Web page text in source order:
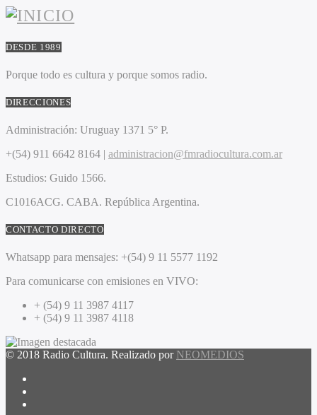
DESDE 1989
Porque todo es cultura y porque somos radio.
DIRECCIONES
Administración: Uruguay 1371 5° P.
+(54) 911 6642 8164 | administracion@fmradiocultura.com.ar
Estudios: Guido 1566.
C1016ACG. CABA. República Argentina.
CONTACTO DIRECTO
Whatsapp para mensajes: +(54) 9 11 5577 1192
Para comunicarse con emisiones en VIVO:
+ (54) 9 11 3987 4117
+ (54) 9 11 3987 4118
© 2018 Radio Cultura. Realizado por NEOMEDIOS